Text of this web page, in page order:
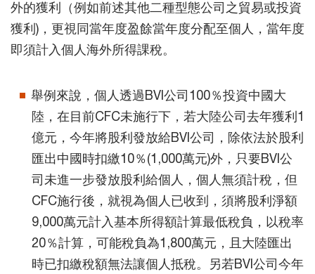
外的獲利（例如前述其他二種型態公司之貿易或投資
獲利)，更視同當年度盈餘當年度分配至個人，當年度
即須計入個人海外所得課稅。
舉例來說，個人透過BVI公司100％投資中國大
陸，在目前CFC未施行下，若大陸公司去年獲利1
億元，今年將股利發放給BVI公司，除依法於股利
匯出中國時扣繳10％(1,000萬元)外，只要BVI公
司未進一步發放股利給個人，個人無須計稅，但
CFC施行後，就視為個人已收到，須將股利淨額
9,000萬元計入基本所得額計算最低稅負，以稅率
20％計算，可能稅負為1,800萬元，且大陸匯出
時已扣繳稅額無法讓個人抵稅。另若BVI公司今年